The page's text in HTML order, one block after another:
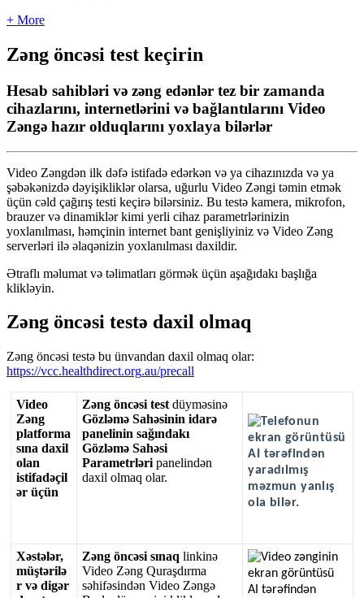
+ More
Zəng öncəsi test keçirin
Hesab sahibləri və zəng edənlər tez bir zamanda
cihazlarını, internetlərini və bağlantılarını Video
Zəngə hazır olduqlarını yoxlaya bilərlər
Video Zəngdən ilk dəfə istifadə edərkən və ya cihazınızda və ya
şəbəkənizdə dəyişikliklər olarsa, uğurlu Video Zəngi təmin etmək
üçün cəld çağırış testi keçirə bilərsiniz. Bu testə kamera, mikrofon,
brauzer və dinamiklər kimi yerli cihaz parametrlərinizin
yoxlanılması, həmçinin internet bant genişliyiniz və Video Zəng
serverləri ilə əlaqənizin yoxlanılması daxildir.
Ətraflı məlumat və təlimatları görmək üçün aşağıdakı başlığa
klikləyin.
Zəng öncəsi testə daxil olmaq
Zəng öncəsi testə bu ünvandan daxil olmaq olar:
https://vcc.healthdirect.org.au/precall
Video
Zəng
platforma
sına daxil
olan
istifadəçil
ər üçün
Zəng öncəsi test düyməsinə
Gözləmə Sahəsinin idarə
panelinin sağındakı
Gözləmə Sahəsi
Parametrləri panelindən
daxil olmaq olar.
Xəstələr,
müştərilə
r və digər
Zəng öncəsi sınaq linkinə
Video Zəng Quraşdırma
səhifəsindən Video Zəngə